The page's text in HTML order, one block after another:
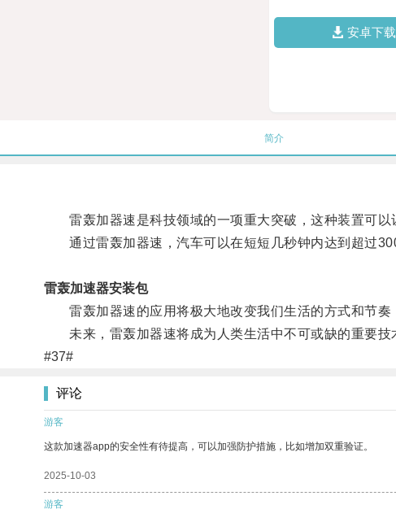
安卓下载
简介
雷轰加器速是科技领域的一项重大突破，这种装置可以
通过雷轰加器速，汽车可以在短短几秒钟内达到超过
雷轰加速器安装包
雷轰加器速的应用将极大地改变我们生活的方式和节奏
未来，雷轰加器速将成为人类生活中不可或缺的重要技
#37#
评论
游客
这款加速器app的安全性有待提高，可以加强防护措施，比如增加双重验证。
2025-10-03
游客